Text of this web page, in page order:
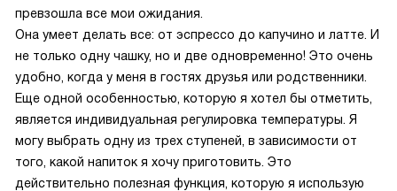
превзошла все мои ожидания.
Она умеет делать все: от эспрессо до капучино и латте. И
не только одну чашку, но и две одновременно! Это очень
удобно, когда у меня в гостях друзья или родственники.
Еще одной особенностью, которую я хотел бы отметить,
является индивидуальная регулировка температуры. Я
могу выбрать одну из трех ступеней, в зависимости от
того, какой напиток я хочу приготовить. Это
действительно полезная функция, которую я использую